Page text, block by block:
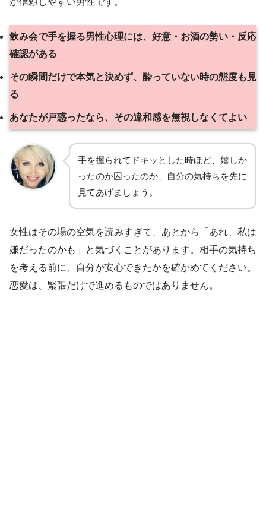
飲み会で手を握る男性心理には、好意・お酒の勢い・反応
確認がある
その瞬間だけで本気と決めず、酔っていない時の態度も見
る
あなたが戸惑ったなら、その違和感を無視しなくてよい
手を握られてドキッとした時ほど、嬉しか
ったのか困ったのか、自分の気持ちを先に
見てあげましょう。
女性はその場の空気を読みすぎて、あとから「あれ、私は
嫌だったのかも」と気づくことがあります。相手の気持ち
を考える前に、自分が安心できたかを確かめてください。
恋愛は、緊張だけで進めるものではありません。